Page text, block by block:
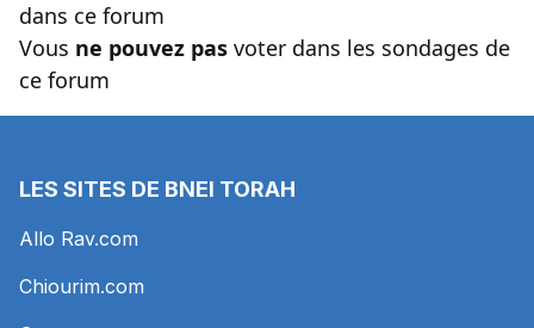
dans ce forum
Vous ne pouvez pas voter dans les sondages de
ce forum
LES SITES DE BNEI TORAH
Allo Rav.com
Chiourim.com